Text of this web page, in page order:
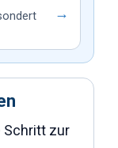
→
Schritt zur